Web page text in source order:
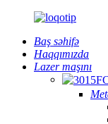
Baş səhifə
Haqqımızda
Lazer maşını